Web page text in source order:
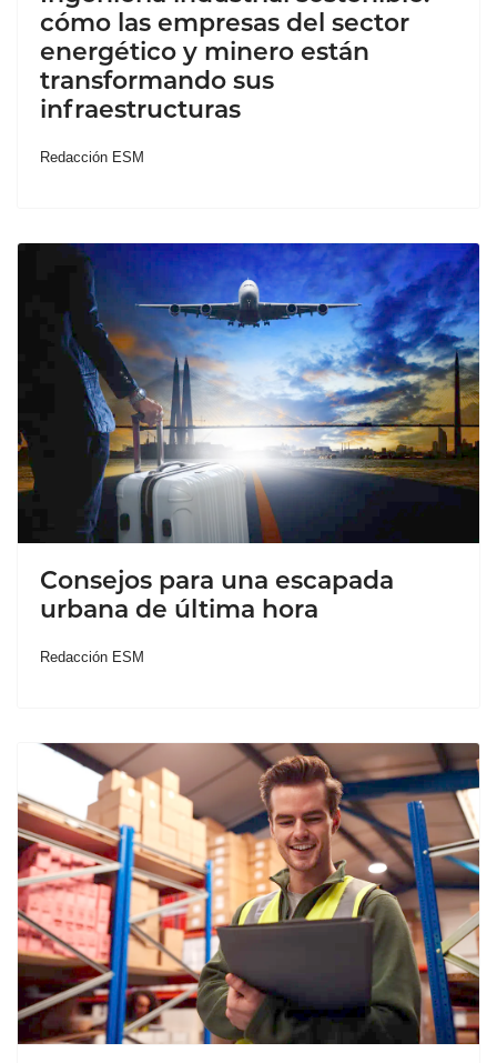
cómo las empresas del sector
energético y minero están
transformando sus
infraestructuras
Redacción ESM
Consejos para una escapada
urbana de última hora
Redacción ESM